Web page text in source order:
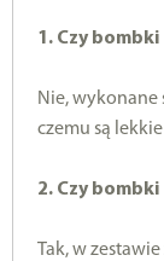
1. Czy
Nie, wykonane
czemu są lekkie
2. Czy
Tak, w